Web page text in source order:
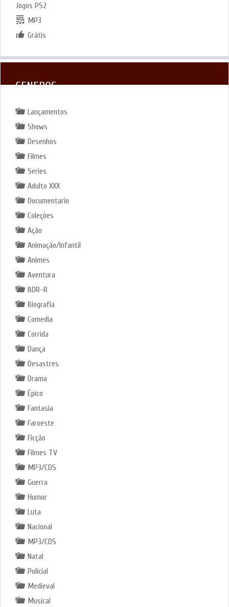
Jogos PS2
MP3
Grátis
GENEROS
Lançamentos
Shows
Desenhos
Filmes
Series
Adulto XXX
Documentario
Coleções
Ação
Animação/Infantil
Animes
Aventura
BDR-R
Biografia
Comedia
Corrida
Dança
Desastres
Drama
Épico
Fantasia
Faroeste
Ficção
Filmes TV
MP3/CDS
Guerra
Humor
Luta
Nacional
MP3/CDS
Natal
Policial
Medieval
Musical